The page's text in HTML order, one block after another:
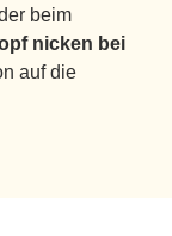
beim
nicken bei
auf die